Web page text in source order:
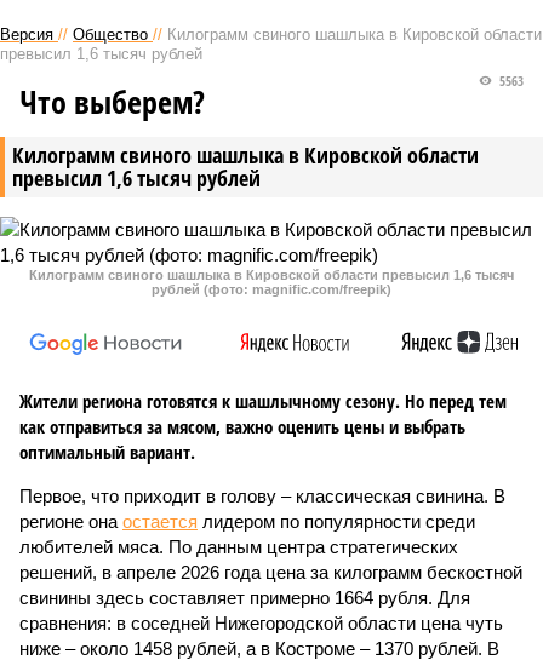
Версия // Общество // Килограмм свиного шашлыка в Кировской области
превысил 1,6 тысяч рублей
Килограмм свиного шашлыка в Кировской области
превысил 1,6 тысяч рублей
5563
Что выберем?
Килограмм свиного шашлыка в Кировской области превысил 1,6 тысяч
рублей (фото: magnific.com/freepik)
Жители региона готовятся к шашлычному сезону. Но перед тем
как отправиться за мясом, важно оценить цены и выбрать
оптимальный вариант.
Первое, что приходит в голову – классическая свинина. В
регионе она остается лидером по популярности среди
любителей мяса. По данным центра стратегических
решений, в апреле 2026 года цена за килограмм бескостной
свинины здесь составляет примерно 1664 рубля. Для
сравнения: в соседней Нижегородской области цена чуть
ниже – около 1458 рублей, а в Костроме – 1370 рублей. В